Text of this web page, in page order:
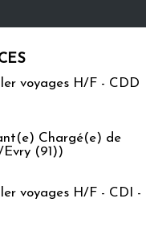
voyages H/F - CDD
Chargé(e) de
Evry (91))
voyages H/F - CDI -